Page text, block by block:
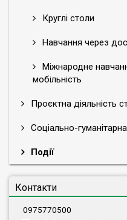
Круглі столи
Навчання через
Міжнародне
мобільність
Проєктна діяльність
Соціально-
Події
Контакти
0975770500